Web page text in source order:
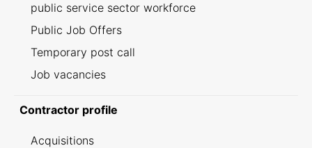
public service sector workforce
Public Job Offers
Temporary post call
Job vacancies
Contractor profile
Acquisitions